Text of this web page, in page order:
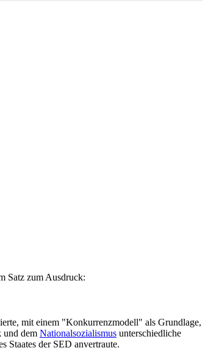
Satz zum Ausdruck:
mit einem "Konkurrenzmodell" als Grundlage,
und dem Nationalsozialismus unterschiedliche
Staates der SED anvertraute.